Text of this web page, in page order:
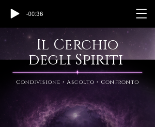
-00:36
Condivisione • Ascolto • Confronto
Il Cerchio
degli Spiriti